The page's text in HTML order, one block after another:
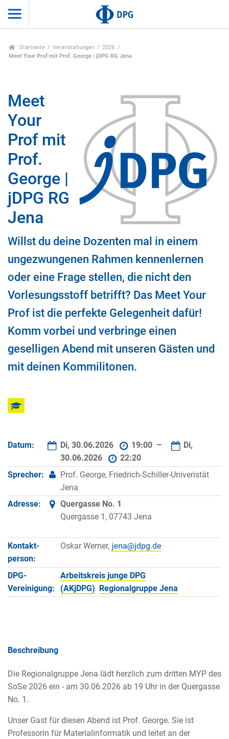
Startseite Veranstaltungen
2026
Meet Your Prof mit Prof. George | jDPG RG Jena
Meet
Your
Prof mit
Prof.
George |
jDPG RG
Jena
Willst du deine Dozenten mal in einem
ungezwungenen Rahmen kennenlernen
oder eine Frage stellen, die nicht den
Vorlesungsstoff betrifft? Das Meet Your
Prof ist die perfekte Gelegenheit dafür!
Komm vorbei und verbringe einen
geselligen Abend mit unseren Gästen und
mit deinen Kommilitonen.
Datum: Di, 30.06.2026 19:00 –
Di,
30.06.2026
22:20
Sprecher:
Prof. George, Friedrich-Schiller-Univeristät
Jena
Adresse:
Quergasse No. 1
Quergasse 1, 07743 Jena
Kontakt­
person:
Oskar Werner,
DPG-
Vereinigung:
Arbeitskreis junge DPG
(AKjDPG) Regionalgruppe Jena
Beschreibung
Die Regionalgruppe Jena lädt herzlich zum dritten MYP des
SoSe 2026 ein - am 30.06.2026 ab 19 Uhr in der Quergasse
No. 1.
Unser Gast für diesen Abend ist Prof. George. Sie ist
Professorin für Materialinformatik und leitet an der